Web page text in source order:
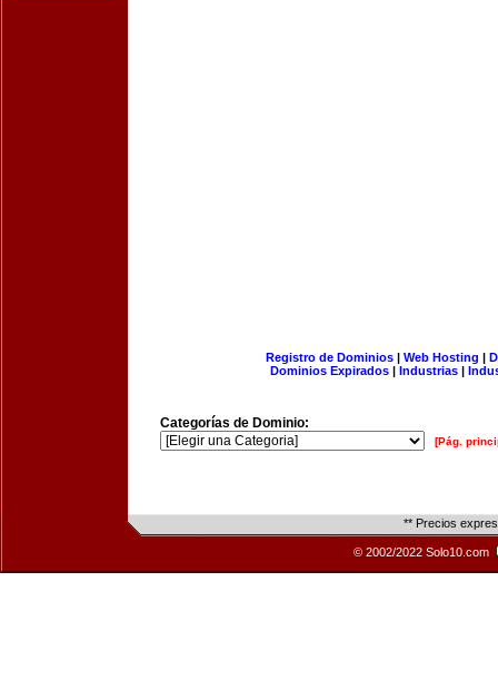
Registro de Dominios| Web Hosting |
Dominios Expirados | Industrias |
Categorías de Dominio:
[Pág.
** Precios
© 2002/2022 Solo10.com